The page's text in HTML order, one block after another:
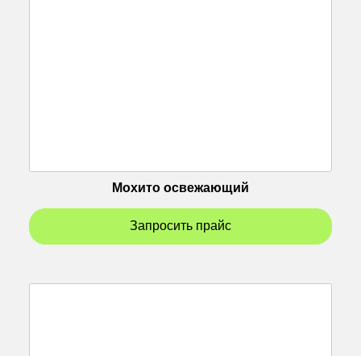
Мохито освежающий
Запросить прайс